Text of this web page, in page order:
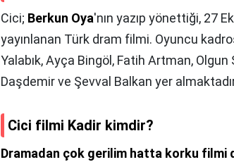
Cici; Berkun Oya'nın yazıp yönettiği, 27
yayınlanan Türk dram filmi. Oyuncu
Yalabık, Ayça Bingöl, Fatih Artman,
Daşdemir ve Şevval Balkan yer
Cici filmi Kadir kimdir?
Dramadan çok gerilim hatta korku filmi